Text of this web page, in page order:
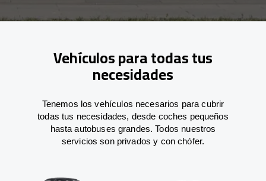
Vehículos para todas tus
necesidades
Tenemos los vehículos necesarios para cubrir
todas tus necesidades, desde coches pequeños
hasta autobuses grandes. Todos nuestros
servicios son privados y con chófer.